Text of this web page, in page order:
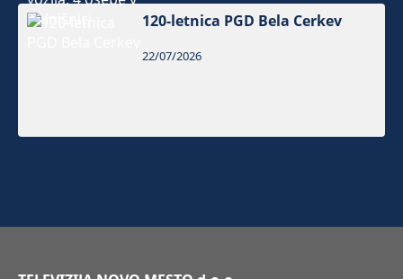
120-letnica PGD Bela Cerkev
22/07/2026